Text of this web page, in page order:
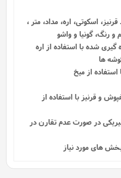
اسکوتی، اره، مداد، متر ،
و رنگ، گونیا و واشو
و قرنیز با استفاده از
در صورت عدم تقارن در